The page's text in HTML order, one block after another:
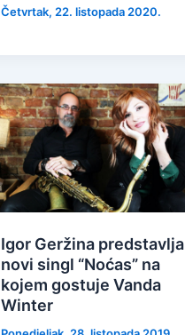
Četvrtak, 22. listopada 2020.
Igor Geržina predstavlja
novi singl “Noćas” na
kojem gostuje Vanda
Winter